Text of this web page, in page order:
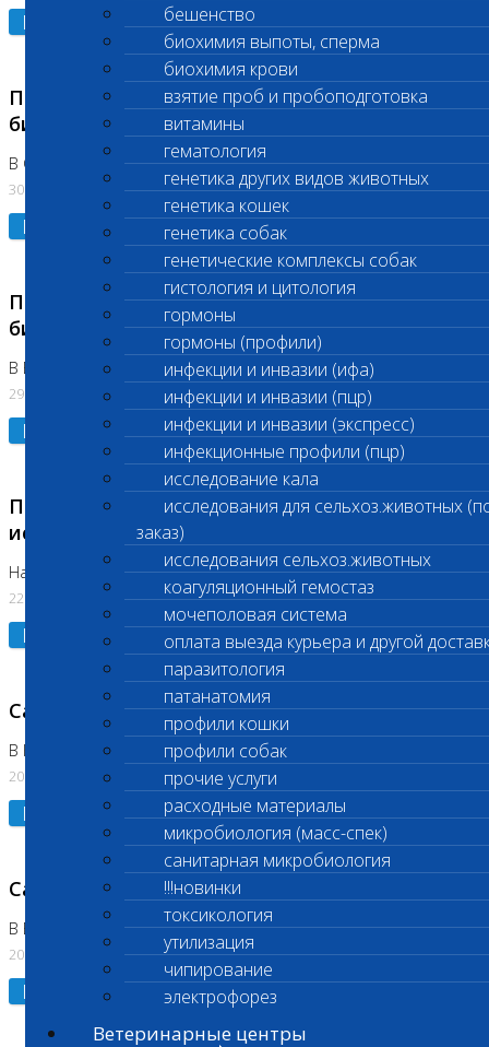
бешенство
биохимия выпоты, сперма
биохимия крови
взятие проб и пробоподготовка
витамины
гематология
генетика других видов животных
генетика кошек
генетика собак
генетические комплексы собак
гистология и цитология
гормоны
гормоны (профили)
инфекции и инвазии (ифа)
инфекции и инвазии (пцр)
инфекции и инвазии (экспресс)
инфекционные профили (пцр)
исследование кала
исследования для сельхоз.животных
заказ)
исследования сельхоз.животных
коагуляционный гемостаз
мочеполовая система
оплата выезда курьера и другой
паразитология
патанатомия
профили кошки
профили собак
прочие услуги
расходные материалы
микробиология (масс-спек)
санитарная микробиология
!!!новинки
токсикология
утилизация
чипирование
электрофорез
Ветеринарные центры
Подробнее
Приостановлено выполнение срочных
биохимических исследований
В Сколково. Код (123,309,310)
30.07.2026
Подробнее
Приостановлено выполнение срочных
биохимических исследований
В Бутово 29.07.26
29.07.2026
Подробнее
Приостановлено выполнение биохимических
исследований
На Нагорной. Код ( 123,310,309)
22.07.2026
Подробнее
Санитарные дни
В Коломне 24.07.2026 и 28.07.2026
20.07.2026
Подробнее
Санитарный день
В Бутово 21.07.2026
20.07.2026
Подробнее